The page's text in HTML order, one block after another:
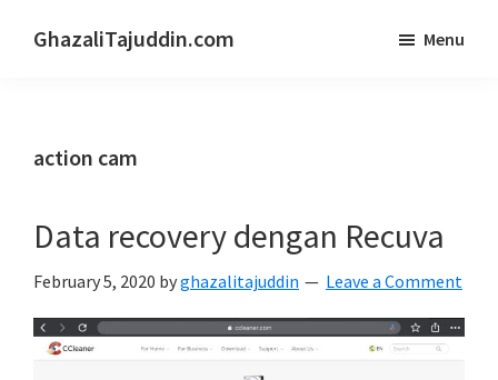
GhazaliTajuddin.com Menu
action cam
Data recovery dengan Recuva
February 5, 2020 byghazalitajuddin Leave a Comment